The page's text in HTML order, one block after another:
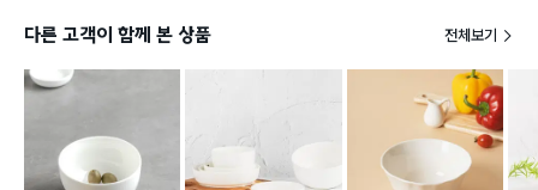
다른 고객이 함께 본 상품 전체보기